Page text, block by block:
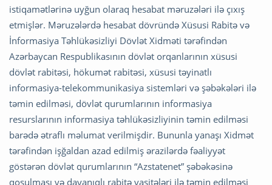
istiqamətlərinə uyğun olaraq hesabat məruzələri ilə çıxış
etmişlər. Məruzələrdə hesabat dövründə Xüsusi Rabitə və
İnformasiya Təhlükəsizliyi Dövlət Xidməti tərəfindən
Azərbaycan Respublikasının dövlət orqanlarının xüsusi
dövlət rabitəsi, hökumət rabitəsi, xüsusi təyinatlı
informasiya-telekommunikasiya sistemləri və şəbəkələri ilə
təmin edilməsi, dövlət qurumlarının informasiya
resurslarının informasiya təhlükəsizliyinin təmin edilməsi
barədə ətraflı məlumat verilmişdir. Bununla yanaşı Xidmət
tərəfindən işğaldan azad edilmiş ərazilərdə fəaliyyət
göstərən dövlət qurumlarının “Azstatenet” şəbəkəsinə
qoşulması və dayanıqlı rabitə vasitələri ilə təmin edilməsi